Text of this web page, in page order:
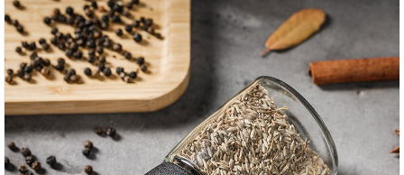
käytännöllisyys kohtaa eleganssin.